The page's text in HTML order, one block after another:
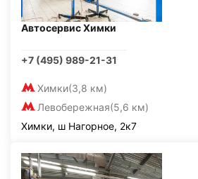
Автосервис Химки
+7 (495) 989-21-31
Химки(3,8 км)
Левобережная(5,6 км)
Химки, ш Нагорное, 2к7